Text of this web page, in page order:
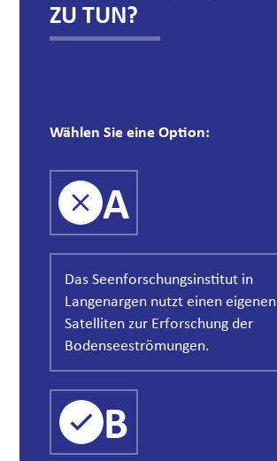
ZU TUN?
Wählen Sie eine Option:
A
Das Seenforschungsinstitut in
Langenargen nutzt einen eigenen
Satelliten zur Erforschung der
Bodenseeströmungen.
B